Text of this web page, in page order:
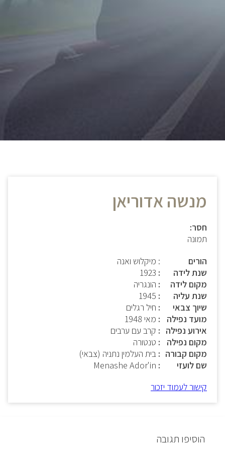
מנשה אדוריאן
חסר:
תמונה
הורים
: מיקלוש ואנה
שנת לידה
1923
מקום לידה
הונגריה
שנת עליה
1945
שיוך צבאי
חיל רגלים
מועד נפילה
מאי 1948
אירוע נפילה
קרב עם ערבים
מקום נפילה
טנטורה
מקום קבורה
בית העלמין נתניה (צבאי)
שם לועזי
Menashe Ador'in
קישור לעמוד יזכור
הוסיפו תגובה